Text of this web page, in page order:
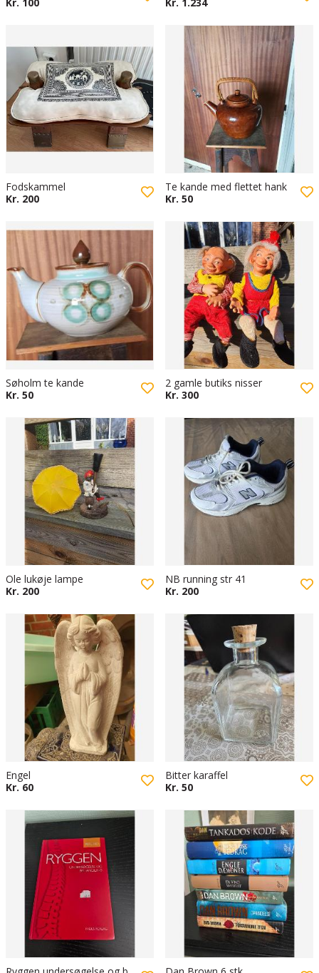
Fodskammel
Kr. 200
Te kande med flettet hank
Kr. 50
Søholm te kande
Kr. 50
2 gamle butiks nisser
Kr. 300
Ole lukøje lampe
Kr. 200
NB running str 41
Kr. 200
Engel
Kr. 60
Bitter karaffel
Kr. 50